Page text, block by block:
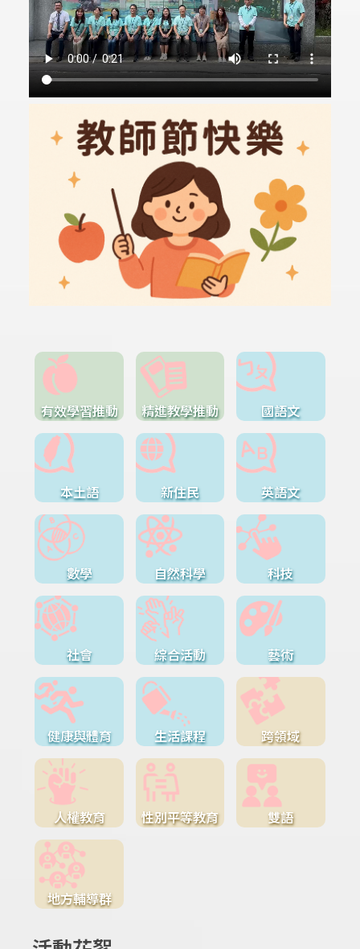
有效學習推動 精進教學推動 國語文
本土語 新住民 英語文
數學 自然科學 科技
社會 綜合活動 藝術
健康與體育 生活課程 跨領域
人權教育 性別平等教育 雙語
地方輔導群